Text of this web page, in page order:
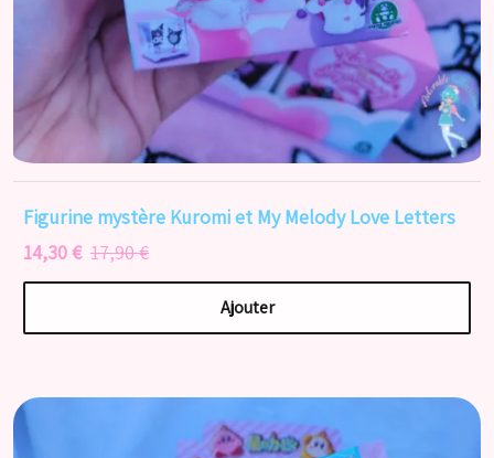
Figurine mystère Kuromi et My Melody Love Letters
14,30 € 17,90 €
Ajouter